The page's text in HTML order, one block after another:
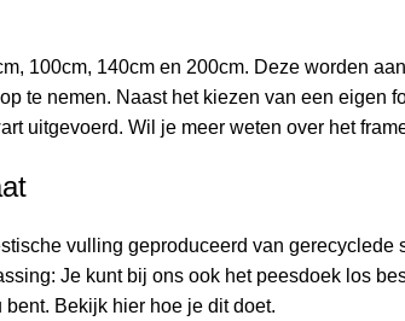
100cm, 140cm en 200cm. Deze worden
te nemen. Naast het kiezen van een eigen
uitgevoerd. Wil je meer weten over het
vulling geproduceerd van gerecyclede
Je kunt bij ons ook het peesdoek los
bent. Bekijk hier hoe je dit doet.